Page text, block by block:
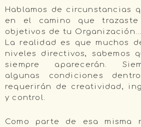
Hablamos de circunstancias
en el camino que
objetivos de tu
La realidad es que muchos
niveles directivos, sabemos
siempre aparecerán.
algunas condiciones
requerirán de creatividad,
y control.
Como parte de esa misma